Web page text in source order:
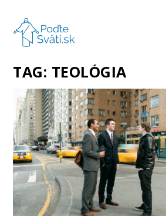
TAG: TEOLÓGIA